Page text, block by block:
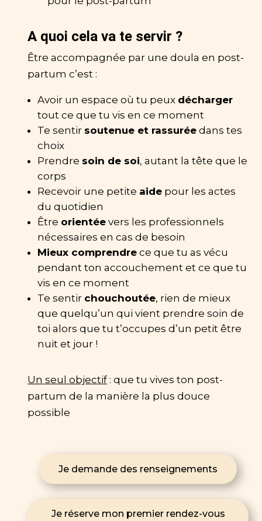
A quoi cela va te servir ?
Être accompagnée par une doula en post-
partum c’est :
Avoir un espace où tu peux décharger
tout ce que tu vis en ce moment
Te sentir soutenue et rassurée dans tes
choix
Prendre soin de soi, autant la tête que le
corps
Recevoir une petite aide pour les actes
du quotidien
Être orientée vers les professionnels
nécessaires en cas de besoin
Mieux comprendre ce que tu as vécu
pendant ton accouchement et ce que tu
vis en ce moment
Te sentir chouchoutée, rien de mieux
que quelqu’un qui vient prendre soin de
toi alors que tu t’occupes d’un petit être
nuit et jour !
Un seul objectif: que tu vives ton post-
partum de la manière la plus douce
possible
Je demande des renseignements
Je réserve mon premier rendez-vous